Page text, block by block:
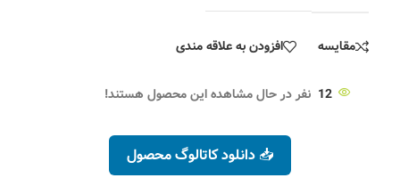
مقایسه افزودن به علاقه مندی
12 نفر در حال مشاهده این محصول هستند!
📥 دانلود کاتالوگ محصول